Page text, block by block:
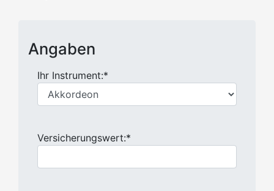
Angaben
Ihr Instrument:*
Versicherungswert:*